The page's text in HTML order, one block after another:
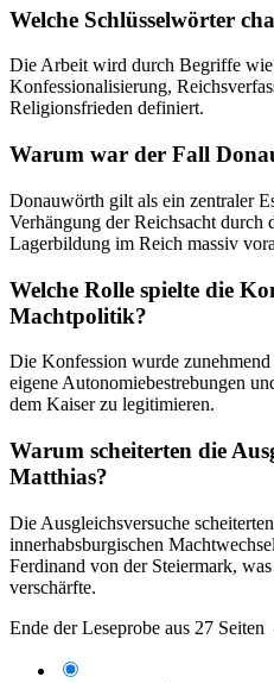
Welche Schlüsselwörter
Die Arbeit wird durch Begriffe
Konfessionalisierung,
Religionsfrieden definiert.
Warum war der Fall
Donauwörth gilt als ein zentraler
Verhängung der Reichsacht durch
Lagerbildung im Reich massiv
Welche Rolle spielte die
Machtpolitik?
Die Konfession wurde
eigene Autonomiebestrebungen
dem Kaiser zu legitimieren.
Warum scheiterten die
Matthias?
Die Ausgleichsversuche
innerhabsburgischen
Ferdinand von der Steiermark,
verschärfte.
Ende der Leseprobe aus 27 Seiten